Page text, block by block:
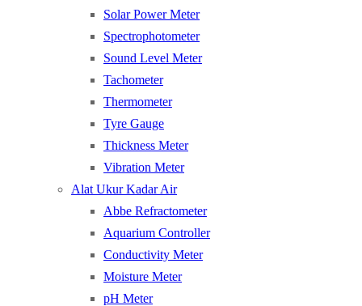
Solar Power Meter
Spectrophotometer
Sound Level Meter
Tachometer
Thermometer
Tyre Gauge
Thickness Meter
Vibration Meter
Alat Ukur Kadar Air
Abbe Refractometer
Aquarium Controller
Conductivity Meter
Moisture Meter
pH Meter